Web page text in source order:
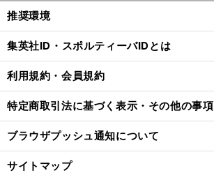
推奨環境
集英社ID・スポルティーバIDとは
利用規約・会員規約
特定商取引法に基づく表示・その他の事項
ブラウザプッシュ通知について
サイトマップ